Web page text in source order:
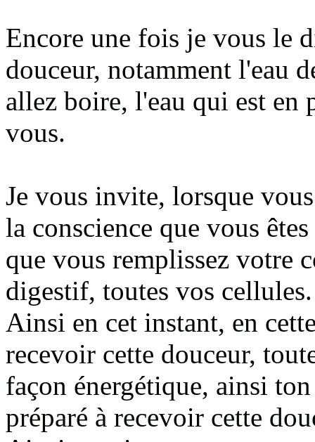
Encore une fois je vous le
douceur, notamment l'eau
allez boire, l'eau qui est en
vous.
Je vous invite, lorsque
la conscience que vous
que vous remplissez votre
digestif, toutes vos cellules.
Ainsi en cet instant, en
recevoir cette douceur,
façon énergétique, ainsi
préparé à recevoir cette